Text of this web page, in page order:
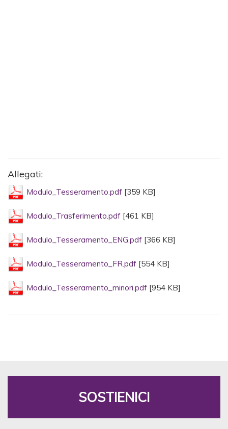
Allegati:
Modulo_Tesseramento.pdf [359 KB]
Modulo_Trasferimento.pdf [461 KB]
Modulo_Tesseramento_ENG.pdf [366 KB]
Modulo_Tesseramento_FR.pdf [554 KB]
Modulo_Tesseramento_minori.pdf [954 KB]
SOSTIENICI